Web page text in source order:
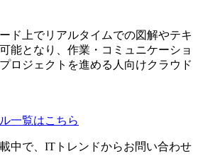
ド上でリアルタイムでの図解やテキ
能となり、作業・コミュニケーショ
ロジェクトを進める人向けクラウド
一覧はこちら
中で、ITトレンドからお問い合わせ